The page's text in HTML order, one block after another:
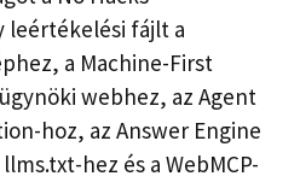
leértékelési fájlt a
a Machine-First
webhez, az Agent
hoz, az Answer Engine
hez és a WebMCP-